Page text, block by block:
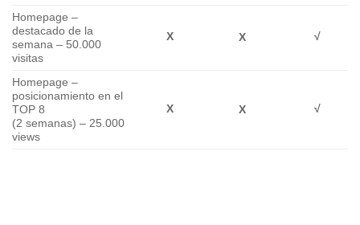
Homepage –
destacado de la
semana – 50.000
visitas
Χ Χ √
Homepage –
posicionamiento en el
TOP 8
(2 semanas) – 25.000
views
Χ Χ √